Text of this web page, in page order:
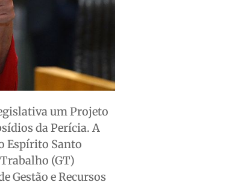
um Projeto
da Perícia. A
Espírito Santo
(GT)
Gestão e Recursos